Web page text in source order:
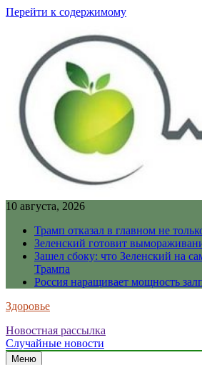
Перейти к содержимому
10 августа, 2026
Трамп отказал в главном не
Зеленский готовит
Зашел сбоку: что Зеленский на
Трампа
Россия наращивает мощность
Здоровье
Новостная рассылка
Случайные новости
Меню